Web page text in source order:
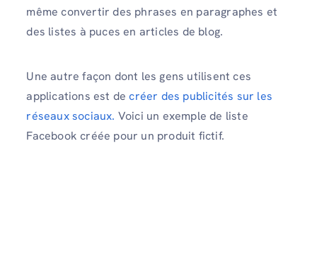
même convertir des phrases en paragraphes et
des listes à puces en articles de blog.
Une autre façon dont les gens utilisent ces
applications est decréer des publicités sur les
réseaux sociaux. Voici un exemple de liste
Facebook créée pour un produit fictif.